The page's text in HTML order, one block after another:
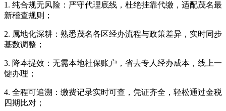
1. 纯合规无风险：严守代理底线，杜绝挂靠代缴，适配茂名最
新稽查规则；
2. 属地化深耕：熟悉茂名各区经办流程与政策差异，实时同步
基数调整；
3. 降本提效：无需本地社保账户，省去专人经办成本，线上一
键办理；
4. 全程可追溯：缴费记录实时可查，凭证齐全，轻松通过金税
四期比对；